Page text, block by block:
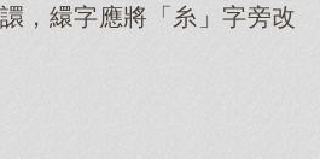
，繯字應將「糸」字旁改